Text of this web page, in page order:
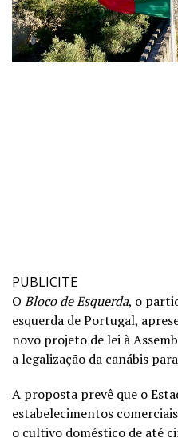
PUBLICITE
O Bloco de Esquerda, o
esquerda de Portugal,
novo projeto de lei à
a legalização da canábis
A proposta prevê que o
estabelecimentos
o cultivo doméstico de até